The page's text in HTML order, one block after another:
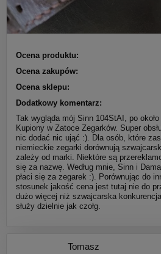
Ocena produktu:
Ocena zakupów:
Ocena sklepu:
Dodatkowy komentarz:
Tak wygląda mój Sinn 104StAI, po
Kupiony w Zatoce Zegarków. Super
nic dodać nic ująć :). Dla osób, które
niemieckie zegarki dorównują
zależy od marki. Niektóre są
się za nazwę. Według mnie, Sinn i
płaci się za zegarek :). Porównując do
stosunek jakość cena jest tutaj nie do
dużo więcej niż szwajcarska
służy dzielnie jak czołg.
Tomasz